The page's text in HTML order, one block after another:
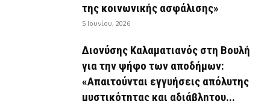
της κοινωνικής ασφάλισης»
5 Ιουνίου, 2026
Διονύσης Καλαματιανός στη Βουλή
για την ψήφο των αποδήμων:
«Απαιτούνται εγγυήσεις απόλυτης
μυστικότητας και αδιάβλητου...